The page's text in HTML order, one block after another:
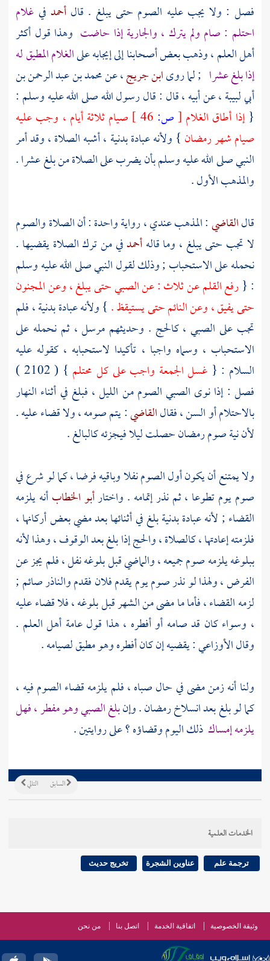
فصل : ولا يجب عليه الصوم حتى يبلغ . قالأحمد في غلام
احتلم : صام ولم يترك ، والجارية إذا حاضت وهذا قول أكثر
أهل العلم ، وذهب بعض أصحابنا إلى إيجابه علىالغلام المطيق له
إذا بلغ عشرا ; لما روىابن جريج، عنمحمد بن عبد الرحمن بن
أبي لبيبة، عن أبيه ، قال : قال رسول الله صلى الله عليه وسلم :
{إذا أطاق الغلام [ص:
صيام ثلاثة أيام ، وجب عليه
صيام شهر رمضان } ولأنه عبادة بدنية ، أشبه الصلاة ، وقد أمر
النبي صلى الله عليه وسلم بأن يضرب على الصلاة من بلغ عشرا .
والمذهب الأول .
قالالقاضي: المذهب عندي ، رواية واحدة : أن الصلاة والصوم
لا تجب حتى يبلغ ، وما قالهأحمدفي من ترك الصلاة يقضيها .
نحمله على الاستحباب ; وذلك لقول النبي صلى الله عليه وسلم
: {رفع القلم عن ثلاث : عن الصبي حتى يبلغ ، وعن المجنون
حتى يفيق ، وعن النائم حتى يستيقظ . } ولأنه عبادة بدنية ، فلم
تجب على الصبي ، كالحج . وحديثهم مرسل ، ثم نحمله على
الاستحباب ، وسماه واجبا ، تأكيدا لاستحبابه ، كقوله عليه
السلام : { غسل الجمعة واجب على كل محتلم
} ( 2102 )
فصل : إذا نوى الصبي الصوم من الليل ، فبلغ في أثناء النهار
بالاحتلام أو السن ، فقالالقاضي: يتم صومه ، ولا قضاء عليه .
لأن نية صوم رمضان حصلت ليلا فيجزئه كالبالغ .
ولا يمتنع أن يكون أول الصوم نفلا وباقيه فرضا ، كما لو شرع في
صوم يوم تطوعا ، ثم نذر إتمامه . واختارأبو الخطابأنه يلزمه
القضاء ; لأنه عبادة بدنية بلغ في أثنائها بعد مضي بعض أركانها ،
فلزمته إعادتها ، كالصلاة ، والحج إذا بلغ بعد الوقوف ، وهذا لأنه
ببلوغه يلزمه صوم جميعه ، والماضي قبل بلوغه نفل ، فلم يجز عن
الفرض ، ولهذا لو نذر صوم يوم يقدم فلان فقدم والناذر صائم ;
لزمه القضاء ، فأما ما مضى من الشهر قبل بلوغه ، فلا قضاء عليه
، وسواء كان قد صامه أو أفطره ، هذا قول عامة أهل العلم .
وقالالأوزاعي: يقضيه إن كان أفطره وهو مطيق لصيامه .
ولنا أنه زمن مضى في حال صباه ، فلم يلزمه قضاء الصوم فيه ،
كما لو بلغ بعد انسلاخ رمضان . وإنبلغ الصبي وهو مفطر ، فهل
يلزمه إمساك ذلك اليوم وقضاؤه ؟ على روايتين .
التالي السابق
الخدمات العلمية
ترجمة علم عناوين الشجرة تخريج حديث
وثيقة الخصوصية اتفاقية الخدمة اتصل بنا من نحن